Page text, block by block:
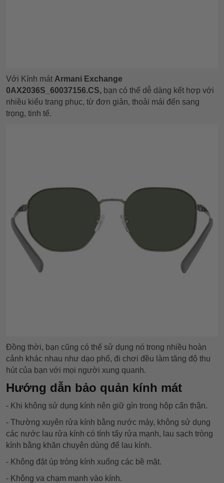
Với Kính mát Armani Exchange
0AX2036S_60037156.CS, bạn có thể dễ dàng kết hợp với
nhiều kiểu trang phục, từ đơn giản, thoải mái đến sang
trọng, tinh tế.
Đồng thời, bạn cũng có thể sử dụng nó trong nhiều hoàn
cảnh khác nhau như dạo phố, đi chơi đều làm tăng độ thu
hút của bạn với mọi người xung quanh.
Hướng dẫn bảo quản kính mát
- Khi không sử dụng kính nên giữ gìn trong hộp cẩn thận.
- Thường xuyên rửa kính bằng nước máy, không sử dụng
các nước lau rửa kính có tính tẩy rửa mạnh, lau sạch tròng
kính bằng khăn chuyên dùng để lau kính.
- Không đặt úp tròng kính xuống các bề mặt.
- Không va chạm mạnh vào kính.